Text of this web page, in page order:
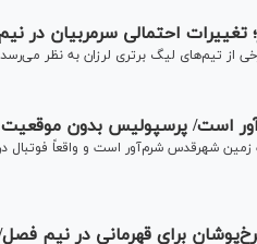
تغییرات احتمالی سرمربیان در
از تیم‌های لیگ برتری لرزان به نظر
است/ پرسپولیس بدون موقعیت
شهرقدس شرم‌آور است و واقعاً فوتبال
برای قهرمانی در نیم